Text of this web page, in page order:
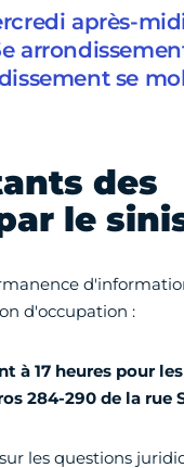
après-
se
des
le
d'occupation :
à 17 heures pour
284-290 de la rue
les questions